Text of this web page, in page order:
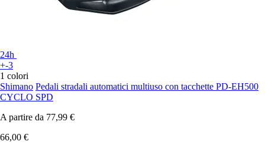
24h
+-3
1 colori
Shimano Pedali stradali automatici multiuso con tacchette PD-EH500
CYCLO SPD
A partire da 77,99 €
66,00 €